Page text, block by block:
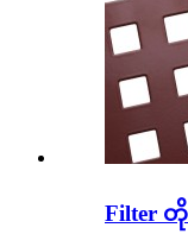
Filter